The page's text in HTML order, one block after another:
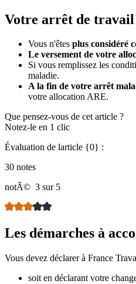
Votre arrêt de travail
Vous n'êtes plus considéré
Le versement de votre
Si vous remplissez les
maladie.
A la fin de votre arrêt
votre allocation ARE.
Que pensez-vous de cet article ?
Notez-le en 1 clic
Évaluation de larticle {0} :
30 notes
notÃ© 3 sur 5
Les démarches à
Vous devez déclarer à France
soit en déclarant votre